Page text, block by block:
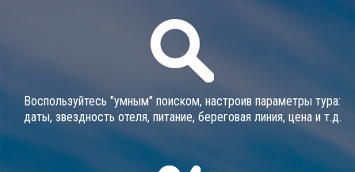
Воспользуйтесь "умным" поиском, настроив параметры тура:
даты, звездность отеля, питание, береговая линия, цена и т.д.